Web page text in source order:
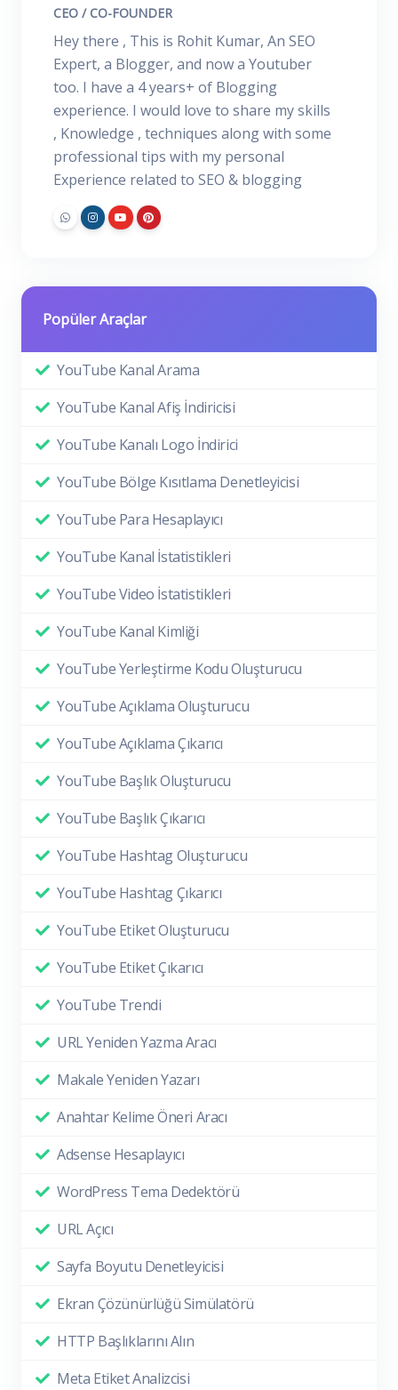
CEO / CO-FOUNDER
Hey there , This is Rohit Kumar, An SEO
Expert, a Blogger, and now a Youtuber
too. I have a 4 years+ of Blogging
experience. I would love to share my skills
, Knowledge , techniques along with some
professional tips with my personal
Experience related to SEO & blogging
Popüler Araçlar
YouTube Kanal Arama
YouTube Kanal Afiş İndiricisi
YouTube Kanalı Logo İndirici
YouTube Bölge Kısıtlama Denetleyicisi
YouTube Para Hesaplayıcı
YouTube Kanal İstatistikleri
YouTube Video İstatistikleri
YouTube Kanal Kimliği
YouTube Yerleştirme Kodu Oluşturucu
YouTube Açıklama Oluşturucu
YouTube Açıklama Çıkarıcı
YouTube Başlık Oluşturucu
YouTube Başlık Çıkarıcı
YouTube Hashtag Oluşturucu
YouTube Hashtag Çıkarıcı
YouTube Etiket Oluşturucu
YouTube Etiket Çıkarıcı
YouTube Trendi
URL Yeniden Yazma Aracı
Makale Yeniden Yazarı
Anahtar Kelime Öneri Aracı
Adsense Hesaplayıcı
WordPress Tema Dedektörü
URL Açıcı
Sayfa Boyutu Denetleyicisi
Ekran Çözünürlüğü Simülatörü
HTTP Başlıklarını Alın
Meta Etiket Analizcisi